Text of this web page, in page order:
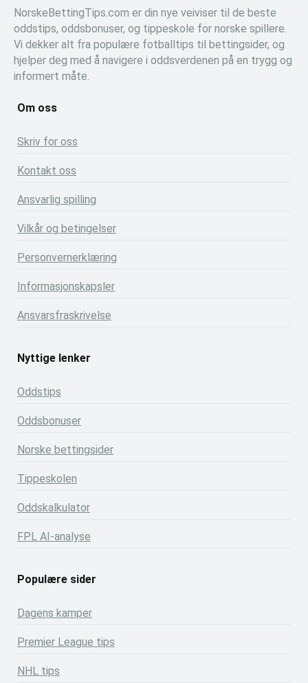
NorskeBettingTips.com er din nye veiviser til de beste
oddstips, oddsbonuser, og tippeskole for norske spillere.
Vi dekker alt fra populære fotballtips til bettingsider, og
hjelper deg med å navigere i oddsverdenen på en trygg og
informert måte.
Om oss
Skriv for oss
Kontakt oss
Ansvarlig spilling
Vilkår og betingelser
Personvernerklæring
Informasjonskapsler
Ansvarsfraskrivelse
Nyttige lenker
Oddstips
Oddsbonuser
Norske bettingsider
Tippeskolen
Oddskalkulator
FPL AI-analyse
Populære sider
Dagens kamper
Premier League tips
NHL tips